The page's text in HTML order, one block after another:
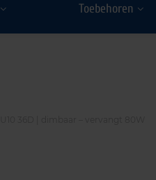
Toebehoren